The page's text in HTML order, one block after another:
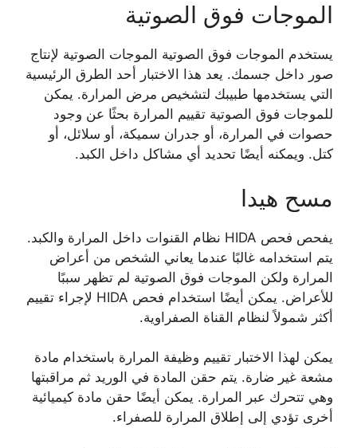
الموجات فوق الصوتية
يستخدم الموجات فوق الصوتية الموجات الصوتية لإنتاج
صور داخل جسمك. يعد هذا الاختبار أحد الطرق الرئيسية
التي يستخدمها طبيبك لتشخيص مرض المرارة. يمكن
للموجات فوق الصوتية تقييم المرارة بحثًا عن وجود
حصوات في المرارة، أو جدران سميكة، أو سلائل، أو
كتل. ويمكنه أيضًا تحديد أي مشاكل داخل الكبد.
مسح هيدا
يفحص فحص HIDA نظام القنوات داخل المرارة والكبد.
يتم استخدامه غالبًا عندما يعاني الشخص من أعراض
المرارة ولكن الموجات فوق الصوتية لم تظهر سببًا
للأعراض. يمكن أيضًا استخدام فحص HIDA لإجراء تقييم
أكثر شمولاً لنظام القناة الصفراوية.
يمكن لهذا الاختبار تقييم وظيفة المرارة باستخدام مادة
مشعة غير ضارة. يتم حقن المادة في الوريد ثم مراقبتها
وهي تتحرك عبر المرارة. يمكن أيضًا حقن مادة كيميائية
أخرى تؤدي إلى إطلاق المرارة للصفراء.